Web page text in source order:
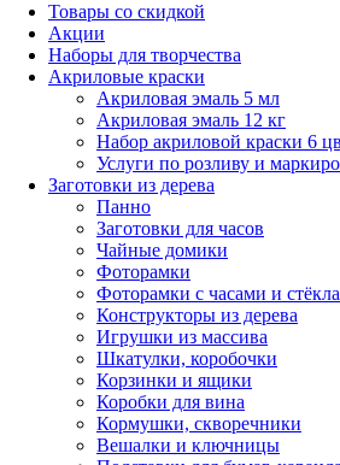
Товары со скидкой
Акции
Наборы для творчества
Акриловые краски
Акриловая эмаль 5 мл
Акриловая эмаль 12 кг
Набор акриловой краски 6
Услуги по розливу и
Заготовки из дерева
Панно
Заготовки для часов
Чайные домики
Фоторамки
Фоторамки с часами и
Конструкторы из дерева
Игрушки из массива
Шкатулки, коробочки
Корзинки и ящики
Коробки для вина
Кормушки, скворечники
Вешалки и ключницы